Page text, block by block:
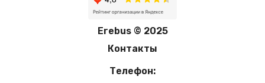
Erebus © 2025
Контакты
Телефон: